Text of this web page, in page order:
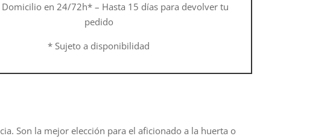
Domicilio en 24/72h* – Hasta 15 días para devolver tu
pedido
* Sujeto a disponibilidad
Son la mejor elección para el aficionado a la huerta o